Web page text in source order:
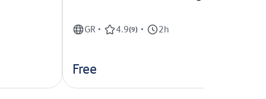
GR • 4.9(9) • 2h
Free